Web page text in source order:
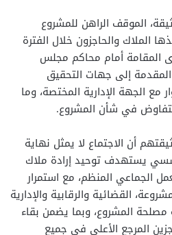
الموقف الراهن للمشروع
الملاك والحاجزون خلال الفترة
المقامة أمام محاكم مجلس
المقدمة إلى جهات التحقيق
مع الجهة الإدارية المختصة، وما
في شأن المشروع.
أن الاجتماع لا يمثل نهاية
يستهدف توحيد إرادة ملاك
الجماعي المنظم، مع استمرار
القضائية والرقابية والإدارية
المشروع، وبما يضمن بقاء
المرجع الأعلى في جميع